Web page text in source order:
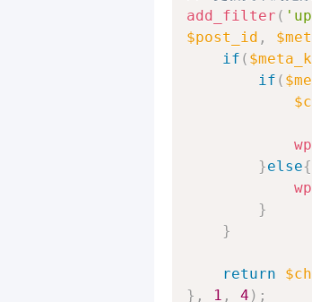
add_filter (
$post_id ,
if (
if (
}else{
}
}
return
} , 1 , 4 ) ;